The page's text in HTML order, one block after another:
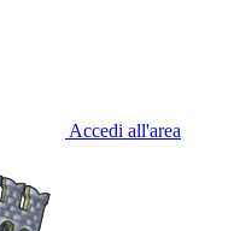
Accedi all'area